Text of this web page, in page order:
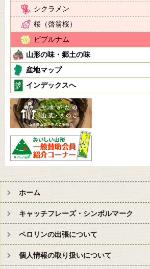
シクラメン
桜（啓翁桜）
ビブルナム
山形の味・郷土の味
産地マップ
インデックスへ
ホーム
キャッチフレーズ・シンボルマーク
ペロリンの出張について
個人情報の取り扱いについて